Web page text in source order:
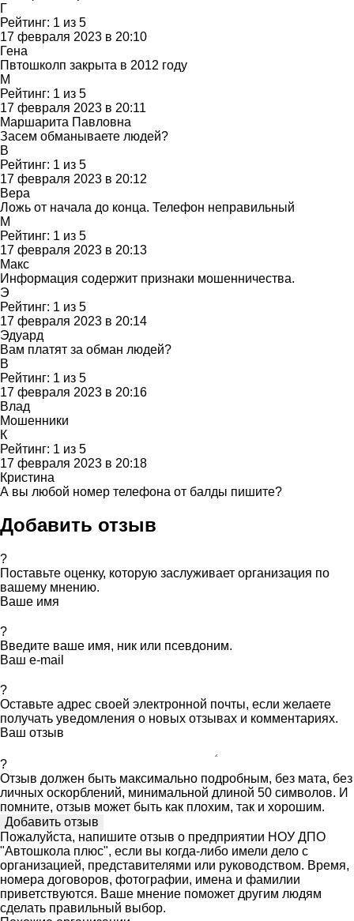
Г
Рейтинг: 1 из 5
17 февраля 2023 в 20:10
Гена
Пвтошколп закрыта в 2012 году
М
Рейтинг: 1 из 5
17 февраля 2023 в 20:11
Маршарита Павловна
Засем обманываете людей?
В
Рейтинг: 1 из 5
17 февраля 2023 в 20:12
Вера
Ложь от начала до конца. Телефон неправильный
М
Рейтинг: 1 из 5
17 февраля 2023 в 20:13
Макс
Информация содержит признаки мошенничества.
Э
Рейтинг: 1 из 5
17 февраля 2023 в 20:14
Эдуард
Вам платят за обман людей?
В
Рейтинг: 1 из 5
17 февраля 2023 в 20:16
Влад
Мошенники
К
Рейтинг: 1 из 5
17 февраля 2023 в 20:18
Кристина
А вы любой номер телефона от балды пишите?
Добавить отзыв
?
Поставьте оценку, которую заслуживает организация по
вашему мнению.
Ваше имя
?
Введите ваше имя, ник или псевдоним.
Ваш e-mail
?
Оставьте адрес своей электронной почты, если желаете
получать уведомления о новых отзывах и комментариях.
Ваш отзыв
?
Отзыв должен быть максимально подробным, без мата, без
личных оскорблений, минимальной длиной 50 символов. И
помните, отзыв может быть как плохим, так и хорошим.
Пожалуйста, напишите отзыв о предприятии НОУ ДПО
"Автошкола плюс", если вы когда-либо имели дело с
организацией, представителями или руководством. Время,
номера договоров, фотографии, имена и фамилии
приветствуются. Ваше мнение поможет другим людям
сделать правильный выбор.